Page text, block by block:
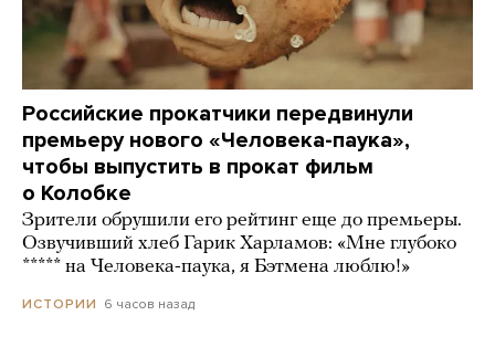
Российские прокатчики передвинули
премьеру нового «Человека-паука»,
чтобы выпустить в прокат фильм
о Колобке
Зрители обрушили его рейтинг еще до премьеры.
Озвучивший хлеб Гарик Харламов: «Мне глубоко
***** на Человека-паука, я Бэтмена люблю!»
ИСТОРИИ 6 часов назад